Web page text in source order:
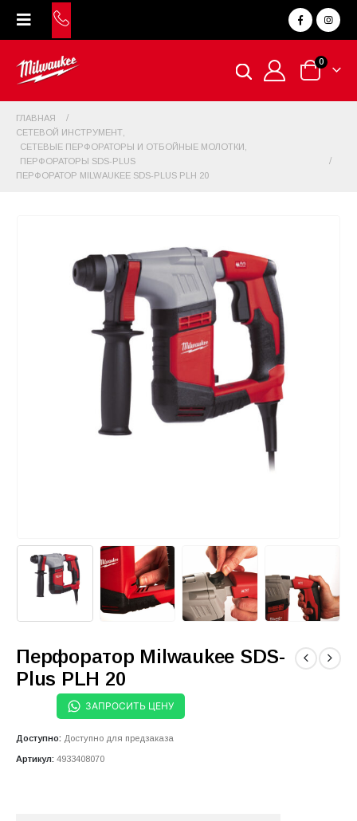
0
ГЛАВНАЯ
СЕТЕВОЙ ИНСТРУМЕНТ
СЕТЕВЫЕ ПЕРФОРАТОРЫ И ОТБОЙНЫЕ МОЛОТКИ
ПЕРФОРАТОРЫ SDS-PLUS
ПЕРФОРАТОР MILWAUKEE SDS-PLUS PLH 20
Перфоратор Milwaukee SDS-
Plus PLH 20
ЗАПРОСИТЬ ЦЕНУ
Доступно: Доступно для предзаказа
Артикул: 4933408070